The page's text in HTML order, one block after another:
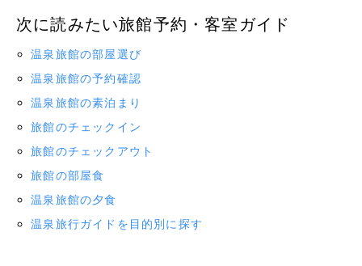
次に読みたい旅館予約・客室ガイド
温泉旅館の部屋選び
温泉旅館の予約確認
温泉旅館の素泊まり
旅館のチェックイン
旅館のチェックアウト
旅館の部屋食
温泉旅館の夕食
温泉旅行ガイドを目的別に探す